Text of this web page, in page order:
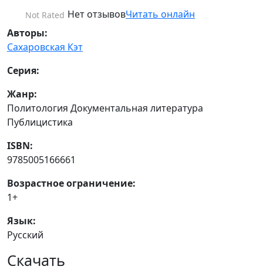
Not Rated Нет отзывовЧитать онлайн
Авторы:
Сахаровская Кэт
Серия:
Жанр:
Политология Документальная литература
Публицистика
ISBN:
9785005166661
Возрастное ограничение:
1+
Язык:
Русский
Скачать